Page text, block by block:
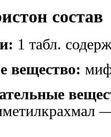
состав
1 табл.
вещество: